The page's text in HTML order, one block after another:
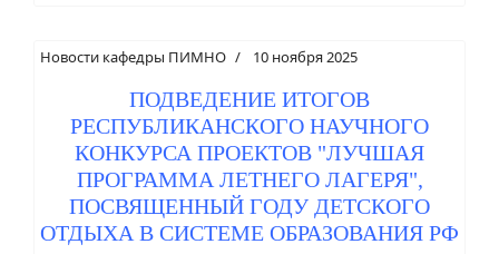
Новости кафедры ПИМНО 10 ноября 2025
ПОДВЕДЕНИЕ ИТОГОВ
РЕСПУБЛИКАНСКОГО НАУЧНОГО
КОНКУРСА ПРОЕКТОВ "ЛУЧШАЯ
ПРОГРАММА ЛЕТНЕГО ЛАГЕРЯ",
ПОСВЯЩЕННЫЙ ГОДУ ДЕТСКОГО
ОТДЫХА В СИСТЕМЕ ОБРАЗОВАНИЯ РФ